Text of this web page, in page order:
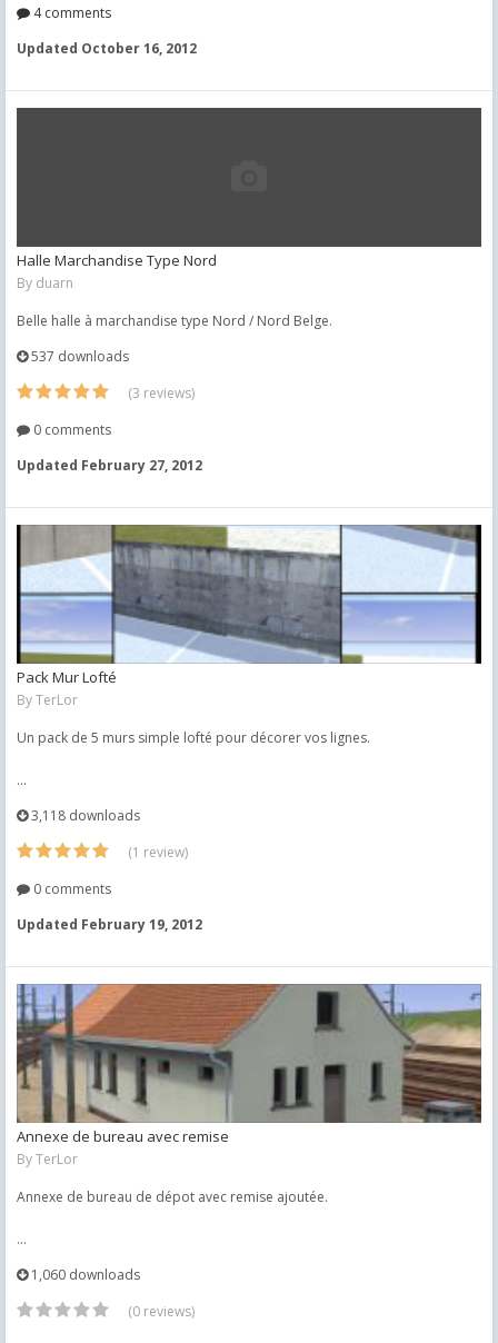
4 comments
Updated October 16, 2012
Halle Marchandise Type Nord
By duarn
Belle halle à marchandise type Nord / Nord Belge.
537 downloads
(3 reviews)
0 comments
Updated February 27, 2012
Pack Mur Lofté
ByTerLor
Un pack de 5 murs simple lofté pour décorer vos lignes.
...
3,118 downloads
(1 review)
0 comments
Updated February 19, 2012
Annexe de bureau avec remise
ByTerLor
Annexe de bureau de dépot avec remise ajoutée.
...
1,060 downloads
(0 reviews)